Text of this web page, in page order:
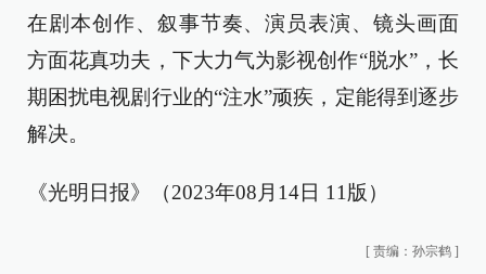
在剧本创作、叙事节奏、演员表演、镜头画面
方面花真功夫，下大力气为影视创作“脱水”，长
期困扰电视剧行业的“注水”顽疾，定能得到逐步
解决。
《光明日报》（2023年08月14日 11版）
[ 责编：孙宗鹤 ]